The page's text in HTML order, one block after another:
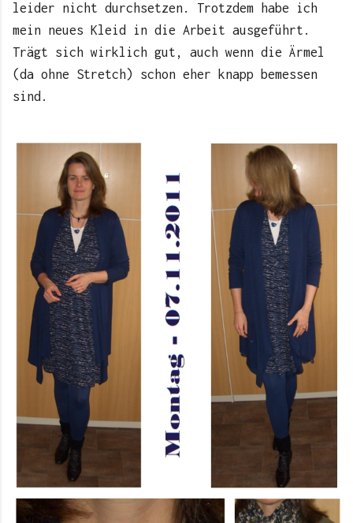
leider nicht durchsetzen. Trotzdem habe ich
mein neues Kleid in die Arbeit ausgeführt.
Trägt sich wirklich gut, auch wenn die Ärmel
(da ohne Stretch) schon eher knapp bemessen
sind.